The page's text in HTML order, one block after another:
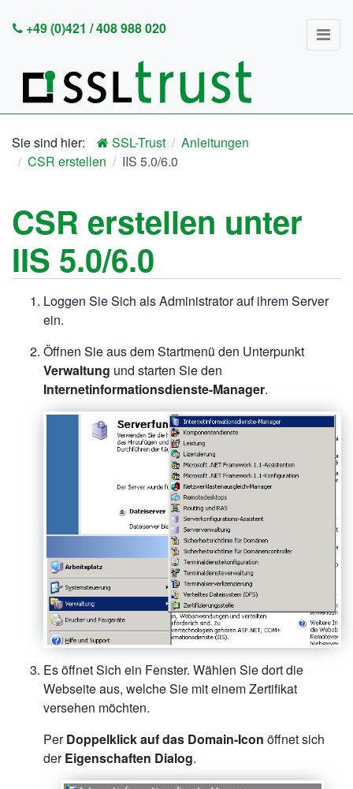
+49 (0)421 / 408 988 020
SSL-Trust
Anleitungen
CSR erstellen
IIS 5.0/6.0
CSR erstellen unter
IIS 5.0/6.0
Loggen Sie Sich als Administrator auf ihrem Server
ein.
Öffnen Sie aus dem Startmenü den Unterpunkt
Verwaltung und starten Sie den
Internetinformationsdienste-Manager.
Es öffnet Sich ein Fenster. Wählen Sie dort die
Webseite aus, welche Sie mit einem Zertifikat
versehen möchten.
PerDoppelklick auf das Domain-Icon öffnet sich
derEigenschaften Dialog.